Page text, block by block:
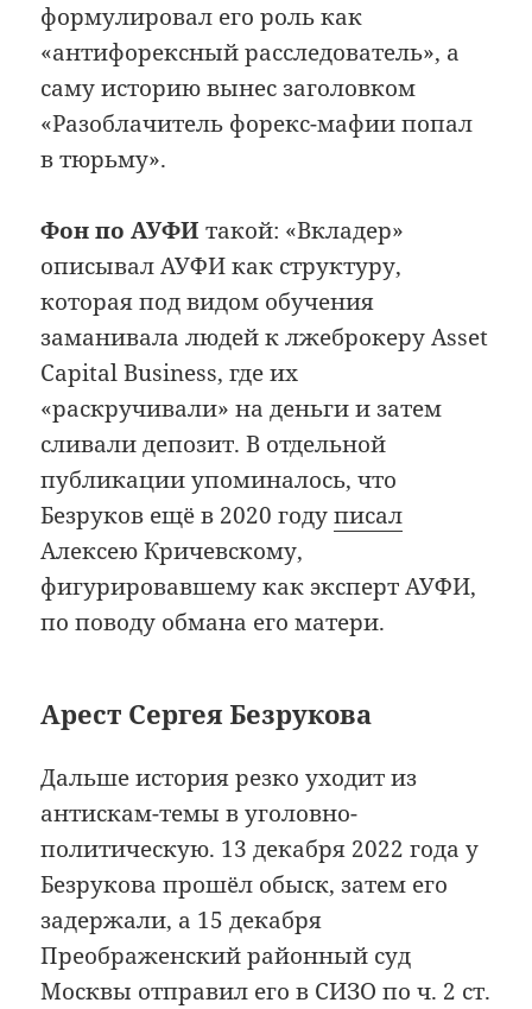
формулировал его роль как
«антифорексный расследователь», а
саму историю вынес заголовком
«Разоблачитель форекс-мафии попал
в тюрьму».
Фон по АУФИ такой: «Вкладер»
описывал АУФИ как структуру,
которая под видом обучения
заманивала людей к лжеброкеру Asset
Capital Business, где их
«раскручивали» на деньги и затем
сливали депозит. В отдельной
публикации упоминалось, что
Безруков ещё в 2020 годуписал
Алексею Кричевскому,
фигурировавшему как эксперт АУФИ,
по поводу обмана его матери.
Арест Сергея Безрукова
Дальше история резко уходит из
антискам-темы в уголовно-
политическую. 13 декабря 2022 года у
Безрукова прошёл обыск, затем его
задержали, а 15 декабря
Преображенский районный суд
Москвы отправил его в СИЗО по ч. 2 ст.